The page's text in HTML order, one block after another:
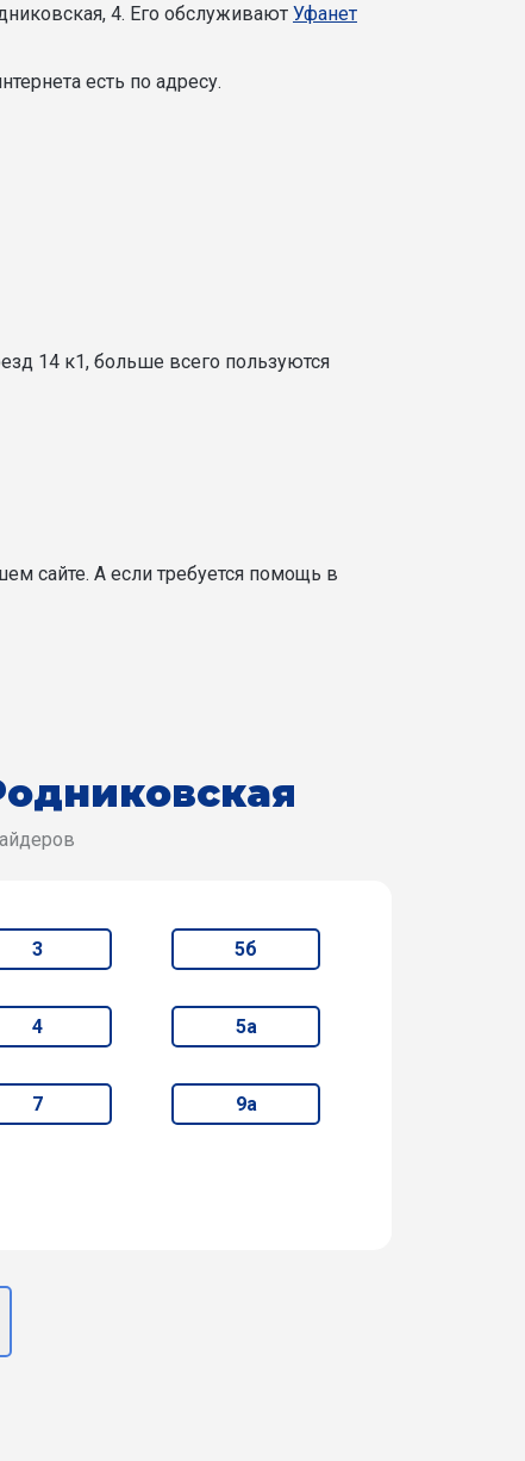
4. Его обслуживают Уфанет
есть по адресу.
14 к1, больше всего пользуются
сайте. А если требуется помощь в
3 5б
4 5а
7 9а